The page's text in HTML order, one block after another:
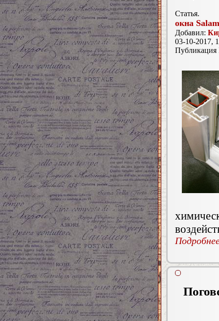
Статья.
окна
Добавил:
03-10-2017,